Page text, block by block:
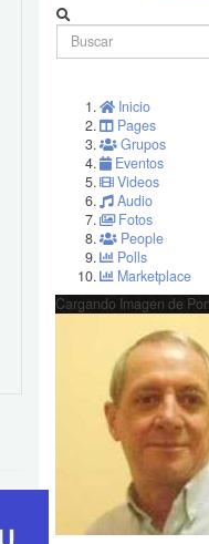
Inicio
Pages
Grupos
Eventos
Videos
Audio
Fotos
People
Polls
Marketplace
Cargando Imagen de